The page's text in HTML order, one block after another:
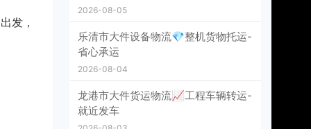
发，
2026-08-05
乐清市大件设备物流💎整机货物托运-
省心承运
2026-08-04
龙港市大件货运物流📈工程车辆转运-
就近发车